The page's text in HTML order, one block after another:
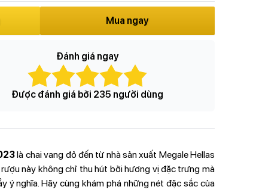
Mua ngay
Đánh giá ngay
Được đánh giá bởi 235 người dùng
là chai vang đỏ đến từ nhà sản xuất Megale Hellas
này không chỉ thu hút bởi hương vị đặc trưng mà
ý nghĩa. Hãy cùng khám phá những nét đặc sắc của